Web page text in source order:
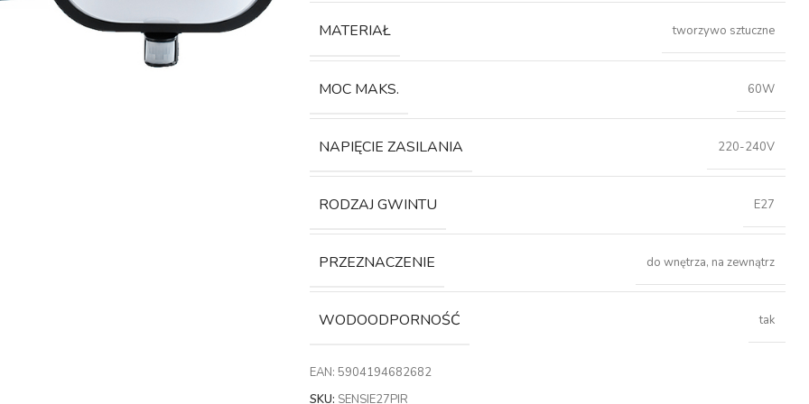
MATERIAŁ tworzywo sztuczne
MOC MAKS. 60W
NAPIĘCIE ZASILANIA 220-240V
RODZAJ GWINTU E27
PRZEZNACZENIE do wnętrza, na zewnątrz
WODOODPORNOŚĆ tak
EAN: 5904194682682
SKU: SENSIE27PIR